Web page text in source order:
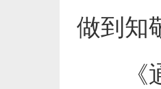
做到知
《通